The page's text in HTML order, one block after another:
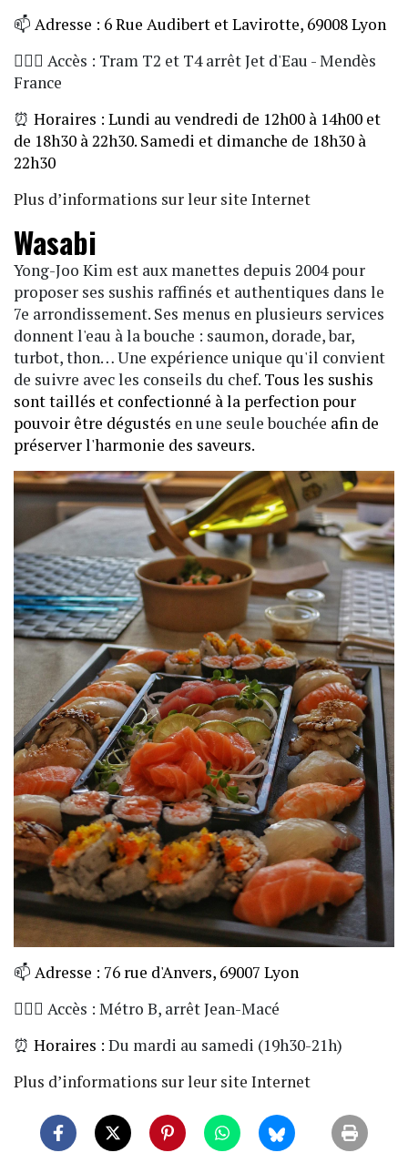
📫 Adresse : 6 Rue Audibert et Lavirotte, 69008 Lyon
🏃🏼‍♀️ Accès : Tram T2 et T4 arrêt Jet d'Eau - Mendès
France
⏰ Horaires : Lundi au vendredi de 12h00 à 14h00 et
de 18h30 à 22h30. Samedi et dimanche de 18h30 à
22h30
Plus d’informations sur leur site Internet
Wasabi
Yong-Joo Kim est aux manettes depuis 2004 pour
proposer ses sushis raffinés et authentiques dans le
7e arrondissement. Ses menus en plusieurs services
donnent l'eau à la bouche : saumon, dorade, bar,
turbot, thon… Une expérience unique qu'il convient
de suivre avec les conseils du chef. Tous les sushis
sont taillés et confectionné à la perfection pour
pouvoir être dégustés en une seule bouchée afin de
préserver l'harmonie des saveurs.
📫 Adresse : 76 rue d'Anvers, 69007 Lyon
🏃🏼‍♀️ Accès : Métro B, arrêt Jean-Macé
⏰ Horaires : Du mardi au samedi (19h30-21h)
Plus d’informations sur leur site Internet